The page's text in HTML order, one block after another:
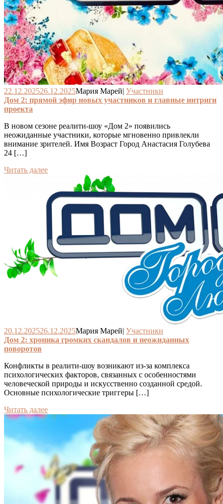
22.12.202526.12.2025Мария Марей| Участники
Дом 2: прямой эфир новых участников и главные интриги
проекта
В новом сезоне реалити-шоу «Дом 2» появились
неожиданные участники, которые мгновенно привлекли
внимание зрителей. Имя Возраст Город Анастасия Голубева
24 […]
Читать далее
20.12.202526.12.2025Мария Марей| Участники
Дом 2: хроника громких скандалов и неожиданных
поворотов
Конфликты в реалити-шоу возникают из-за комплекса
психологических факторов, связанных с особенностями
человеческой природы и искусственно созданной средой.
Основные психологические триггеры […]
Читать далее